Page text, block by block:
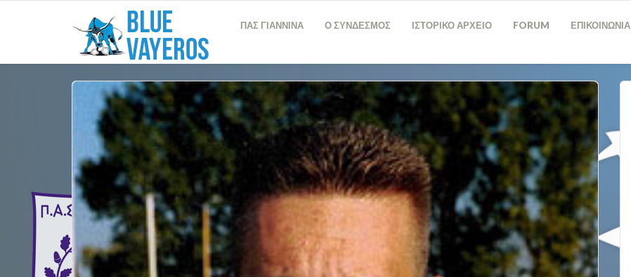
ΠΑΣ ΓΙΑΝΝΙΝΑ Ο ΣΥΝΔΕΣΜΟΣ ΙΣΤΟΡΙΚΟ ΑΡΧΕΙΟ FORUM ΕΠΙΚΟΙΝΩΝΙΑ